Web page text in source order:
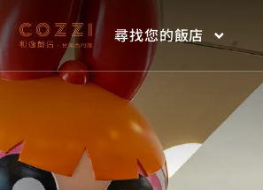
尋找您的飯店